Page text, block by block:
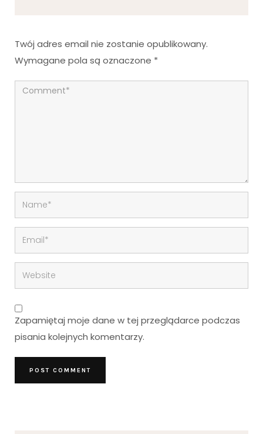
Twój adres email nie zostanie opublikowany.
Wymagane pola są oznaczone *
Zapamiętaj moje dane w tej przeglądarce podczas
pisania kolejnych komentarzy.